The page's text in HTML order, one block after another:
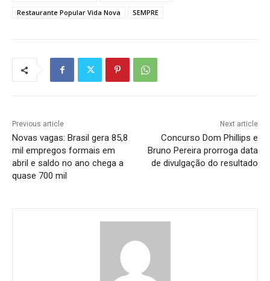
Restaurante Popular Vida Nova
SEMPRE
Previous article
Novas vagas: Brasil gera 85,8
mil empregos formais em
abril e saldo no ano chega a
quase 700 mil
Next article
Concurso Dom Phillips e
Bruno Pereira prorroga data
de divulgação do resultado